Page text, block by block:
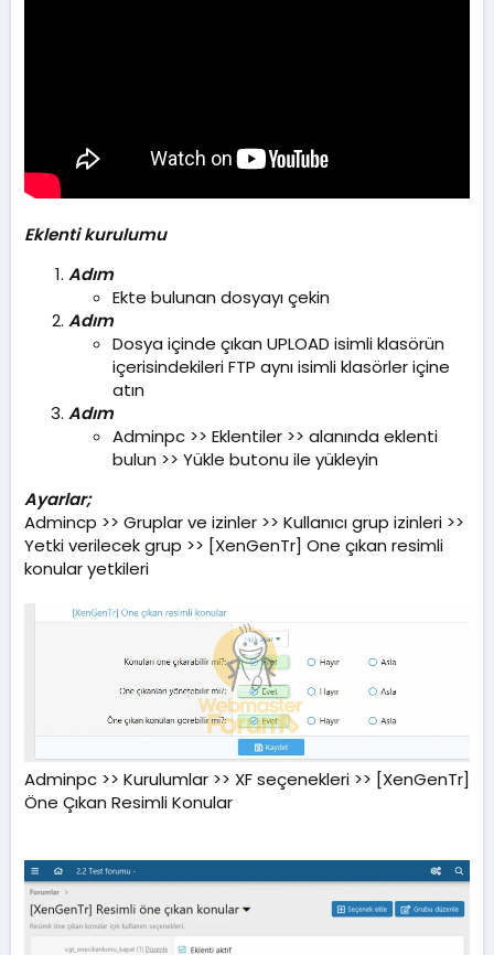
Eklenti kurulumu
Adım
Ekte bulunan dosyayı çekin
Adım
Dosya içinde çıkan UPLOAD isimli klasörün
içerisindekileri FTP aynı isimli klasörler içine
atın
Adım
Adminpc >> Eklentiler >> alanında eklenti
bulun >> Yükle butonu ile yükleyin
Ayarlar;
Admincp >> Gruplar ve izinler >> Kullanıcı grup izinleri >>
Yetki verilecek grup >> [XenGenTr] One çıkan resimli
konular yetkileri
Adminpc >> Kurulumlar >> XF seçenekleri >> [XenGenTr]
Öne Çıkan Resimli Konular